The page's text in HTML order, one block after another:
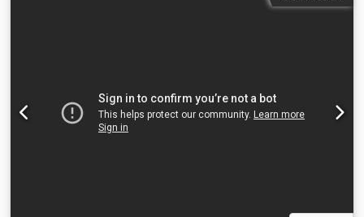
reparación Tren de rodaje conservado en
aproximadamente un 70 % Placas de base de 600 mm de
ancho Motor Isuzu de 202 kW Certificación CE Transporte: